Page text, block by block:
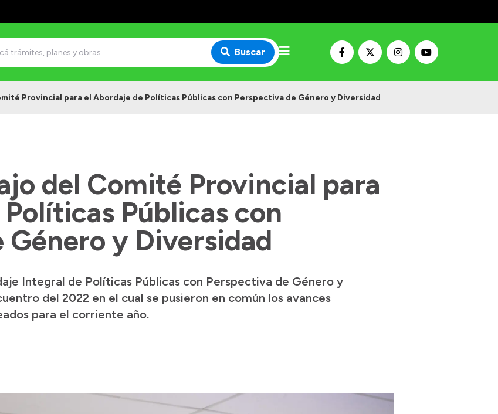
Buscar
Provincial para el Abordaje de Políticas Públicas con Perspectiva de Género y Diversidad
del Comité Provincial para
Públicas con
Género y Diversidad
Integral de Políticas Públicas con Perspectiva de Género y
del 2022 en el cual se pusieron en común los avances
para el corriente año.